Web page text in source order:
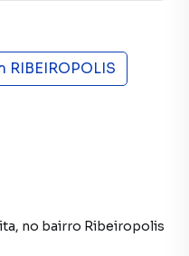
RIBEIROPOLIS
, no bairro Ribeiropolis